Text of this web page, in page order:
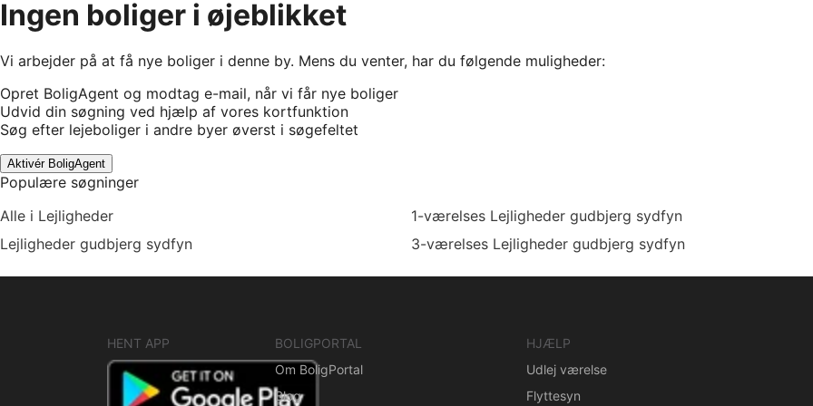
Ingen boliger i øjeblikket
Vi arbejder på at få nye boliger i denne by. Mens du venter, har du følgende muligheder:
Opret BoligAgent og modtag e-mail, når vi får nye boliger
Udvid din søgning ved hjælp af vores kortfunktion
Søg efter lejeboliger i andre byer øverst i søgefeltet
Aktivér BoligAgent
Populære søgninger
Alle i Lejligheder
Lejligheder gudbjerg sydfyn
1-værelses Lejligheder gudbjerg sydfyn
3-værelses Lejligheder gudbjerg sydfyn
HENT APP
BOLIGPORTAL
Om BoligPortal
Blog
HJÆLP
Udlej værelse
Flyttesyn